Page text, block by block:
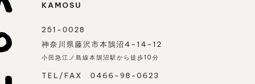
KAMOSU
251-0028
神奈川県藤沢市本鵠沼4-14-12
小田急江ノ島線本鵠沼駅から徒歩10分
TEL/FAX 0466-98-0623